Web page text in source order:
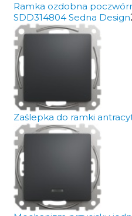
Ramka ozdobna
SDD314804 Sedna Design
Zaślepka do ramki